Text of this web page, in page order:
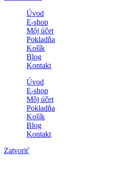
Úvod
E-shop
Môj účet
Pokladňa
Košík
Blog
Kontakt
Úvod
E-shop
Môj účet
Pokladňa
Košík
Blog
Kontakt
Zatvoriť